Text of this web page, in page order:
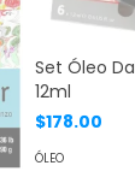
Set Óleo
12ml
$178.00
ÓLEO